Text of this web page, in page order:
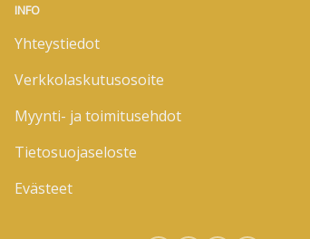
INFO
Yhteystiedot
Verkkolaskutusosoite
Myynti- ja toimitusehdot
Tietosuojaseloste
Evästeet